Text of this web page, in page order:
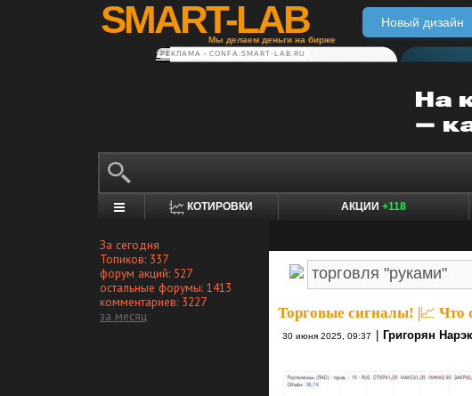
SMART-LAB
Мы делаем деньги на бирже
Новый дизайн
РЕКЛАМА • CONFA.SMART-LAB.RU
КОТИРОВКИ АКЦИИ +118
За сегодня
Топиков: 337
форум акций: 527
остальные форумы: 1413
комментариев: 3227
за месяц
Торговые сигналы! 📈 Что
30 июня 2025, 09:37 Григорян Нарэк